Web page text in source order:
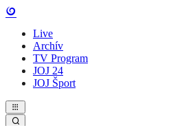
Live
Archív
TV Program
JOJ 24
JOJ Šport